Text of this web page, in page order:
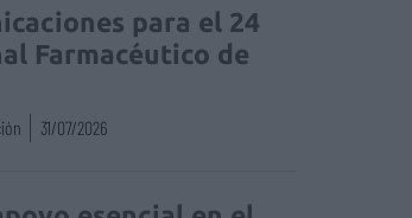
para el 24
Farmacéutico de
31/07/2026